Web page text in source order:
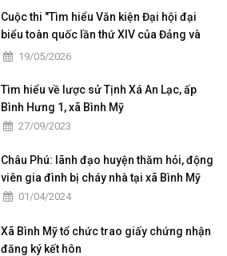
Cuộc thi "Tìm hiểu Văn kiện Đại hội đại
biểu toàn quốc lần thứ XIV của Đảng và
Đại hội đại biểu Đảng bộ tỉnh An Giang lần
19/05/2026
Tìm hiểu về lược sử Tịnh Xá An Lạc, ấp
Bình Hưng 1, xã Bình Mỹ
27/09/2023
Châu Phú: lãnh đạo huyện thăm hỏi, động
viên gia đình bị cháy nhà tại xã Bình Mỹ
01/04/2024
Xã Bình Mỹ tổ chức trao giấy chứng nhận
đăng ký kết hôn